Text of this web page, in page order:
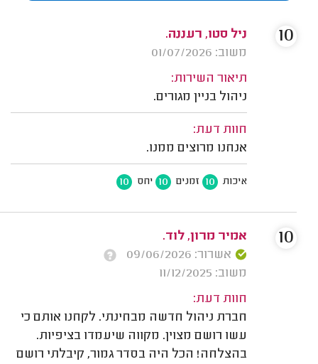
ניל סטו, רעננה.
משוב: 01/07/2026
תיאור השירות:
ניהול בניין מגורים.
חוות דעת:
אנחנו מרוצים ממנו.
איכות 10 זמנים 10 יחס 10
10
אמיר מרון, לוד.
אשרור: 09/06/2026
משוב: 11/12/2025
חוות דעת:
חברת ניהול חדשה מבחינתי. לקחנו אותם כי
עשו רושם מצוין. מקווה שיעמדו בציפיות.
בהצלחה! הכל היה בסדר גמור, קיבלתי רושם
10